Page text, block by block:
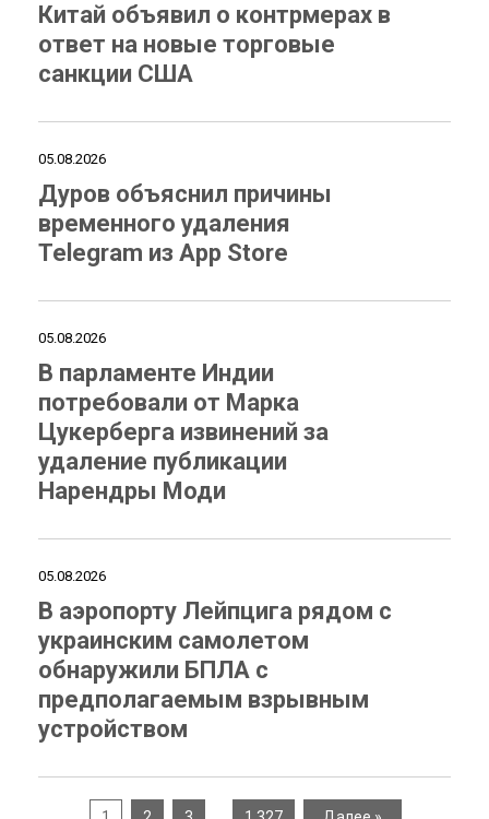
Китай объявил о контрмерах в
ответ на новые торговые
санкции США
05.08.2026
Дуров объяснил причины
временного удаления
Telegram из App Store
05.08.2026
В парламенте Индии
потребовали от Марка
Цукерберга извинений за
удаление публикации
Нарендры Моди
05.08.2026
В аэропорту Лейпцига рядом с
украинским самолетом
обнаружили БПЛА с
предполагаемым взрывным
устройством